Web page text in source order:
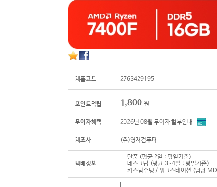
제품코드 2763429195
포인트적립 1,800 원
무이자혜택 2026년 08월 무이자 할부안내
제조사 (주)영재컴퓨터
택배정보
단품 (평균 2일 : 평일기준)
데스크탑 (평균 3~4일 : 평일기준)
커스텀수냉 / 워크스테이션 (담당